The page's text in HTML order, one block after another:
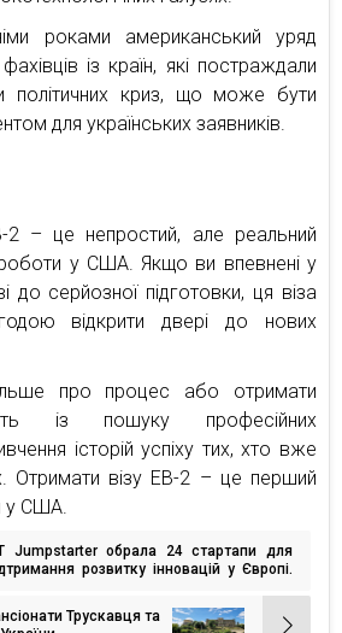
роками американський уряд
із країн, які постраждали
політичних криз, що може бути
для українських заявників.
2 – це непростий, але реальний
у США. Якщо ви впевнені у
до серйозної підготовки, ця віза
відкрити двері до нових
про процес або отримати
із пошуку професійних
історій успіху тих, хто вже
Отримати візу EB-2 – це перший
у США.
Jumpstarter обрала 24 стартапи для
розвитку інновацій у Європі.
Трускавця та